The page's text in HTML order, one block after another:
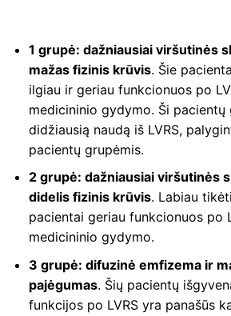
1 grupė: dažniausiai viršutinės
mažas fizinis krūvis. Šie
ilgiau ir geriau funkcionuos po
medicininio gydymo. Ši pacientų
didžiausią naudą iš LVRS,
pacientų grupėmis.
2 grupė: dažniausiai viršutinės
didelis fizinis krūvis. Labiau
pacientai geriau funkcionuos po
medicininio gydymo.
3 grupė: difuzinė emfizema ir
pajėgumas. Šių pacientų
funkcijos po LVRS yra panašūs